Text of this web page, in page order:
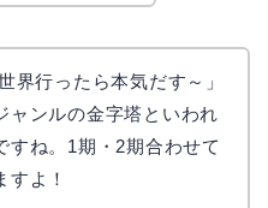
界行ったら本気だす～」
ャンルの金字塔といわれ
すね。1期・2期合わせて
すよ！